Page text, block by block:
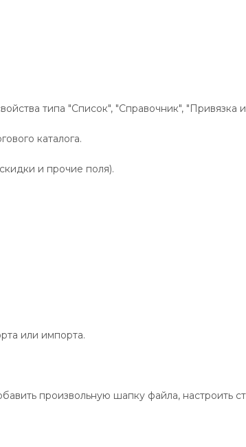
типа "Список", "Справочник", "Привязка
каталога.
и прочие поля).
или импорта.
произвольную шапку файла, настроить